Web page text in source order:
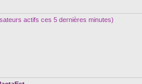
actifs ces 5 dernières minutes)